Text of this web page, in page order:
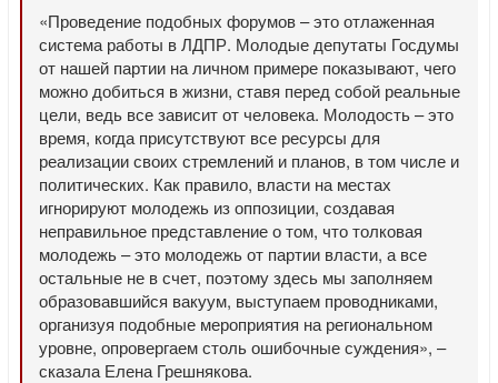
«Проведение подобных форумов – это отлаженная
система работы в ЛДПР. Молодые депутаты Госдумы
от нашей партии на личном примере показывают, чего
можно добиться в жизни, ставя перед собой реальные
цели, ведь все зависит от человека. Молодость – это
время, когда присутствуют все ресурсы для
реализации своих стремлений и планов, в том числе и
политических. Как правило, власти на местах
игнорируют молодежь из оппозиции, создавая
неправильное представление о том, что толковая
молодежь – это молодежь от партии власти, а все
остальные не в счет, поэтому здесь мы заполняем
образовавшийся вакуум, выступаем проводниками,
организуя подобные мероприятия на региональном
уровне, опровергаем столь ошибочные суждения», –
сказала Елена Грешнякова.